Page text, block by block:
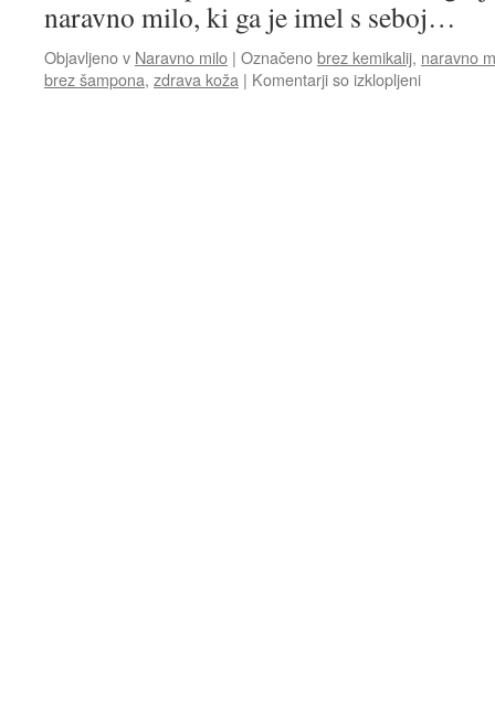
naravno milo, ki ga je imel s seboj…
Objavljeno v Naravno milo | Označenobrez kemikalij, naravno
brez šampona, zdrava koža | Komentarji so izklopljeniza